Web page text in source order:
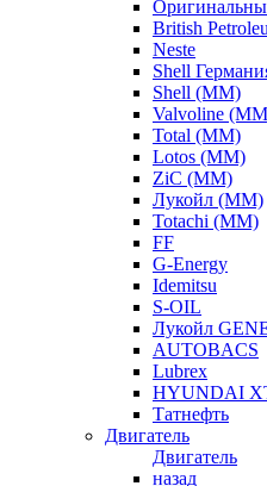
British
Neste
Shell
Shell (ММ)
Valvoline
Total (ММ)
Lotos (ММ)
ZiC (ММ)
Лукойл (ММ)
Totachi (MM)
FF
G-Energy
Idemitsu
S-OIL
Лукойл
AUTOBACS
Lubrex
HYUNDAI
Татнефть
Двигатель
Двигатель
назад